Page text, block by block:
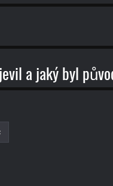
a jaký byl